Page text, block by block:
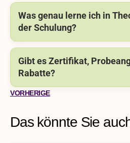
Was genau lerne ich in
der Schulung?
Gibt es Zertifikat,
Rabatte?
VORHERIGE
Das könnte Sie